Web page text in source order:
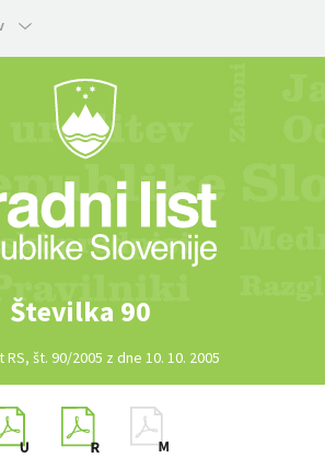
Številka 90
RS, št. 90/2005 z dne 10. 10. 2005